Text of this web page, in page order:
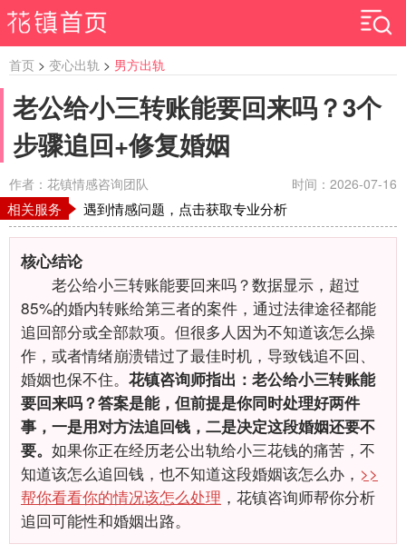
首页 > 变心出轨 > 男方出轨
老公给小三转账能要回来吗？3个
步骤追回+修复婚姻
作者：花镇情感咨询团队 时间：2026-07-16
相关服务 遇到情感问题，点击获取专业分析
核心结论
老公给小三转账能要回来吗？数据显示，超过
85%的婚内转账给第三者的案件，通过法律途径都能
追回部分或全部款项。但很多人因为不知道该怎么操
作，或者情绪崩溃错过了最佳时机，导致钱追不回、
婚姻也保不住。 花镇咨询师指出：老公给小三转账能
要回来吗？答案是能，但前提是你同时处理好两件
事，一是用对方法追回钱，二是决定这段婚姻还要不
要。 如果你正在经历老公出轨给小三花钱的痛苦，不
知道该怎么追回钱，也不知道这段婚姻该怎么办， >>
帮你看看你的情况该怎么处理 ，花镇咨询师帮你分析
追回可能性和婚姻出路。